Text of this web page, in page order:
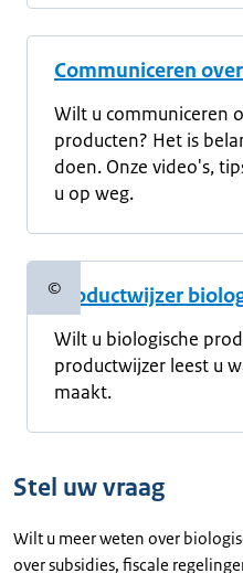
Communiceren
Wilt u communiceren
producten? Het is
doen. Onze video's,
u op weg.
©Copyrightinformatie
Productwijzer
Wilt u biologische
productwijzer leest u
maakt.
Stel uw vraag
Wilt u meer weten over
over subsidies, fiscale